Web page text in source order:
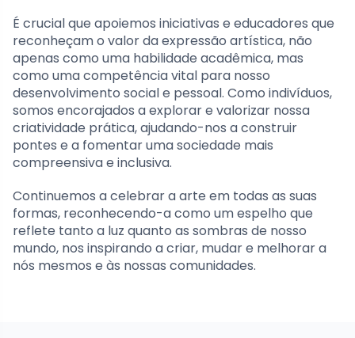
É crucial que apoiemos iniciativas e educadores que
reconheçam o valor da expressão artística, não
apenas como uma habilidade acadêmica, mas
como uma competência vital para nosso
desenvolvimento social e pessoal. Como indivíduos,
somos encorajados a explorar e valorizar nossa
criatividade prática, ajudando-nos a construir
pontes e a fomentar uma sociedade mais
compreensiva e inclusiva.
Continuemos a celebrar a arte em todas as suas
formas, reconhecendo-a como um espelho que
reflete tanto a luz quanto as sombras de nosso
mundo, nos inspirando a criar, mudar e melhorar a
nós mesmos e às nossas comunidades.